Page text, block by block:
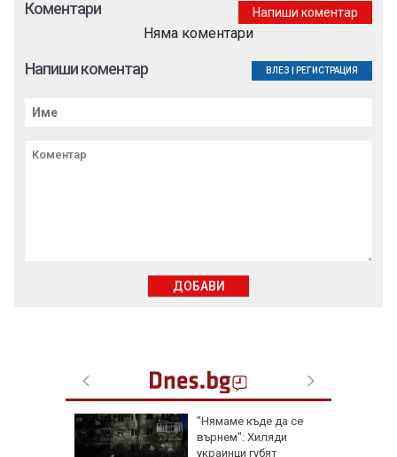
"Нямаме къде да се
върнем": Хиляди
украинци губят
Коментари Напиши коментар
Няма коментари
Напиши коментар ВЛЕЗ РЕГИСТРАЦИЯ
ДОБАВИ